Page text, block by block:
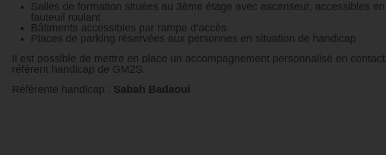
Salles de formation situées au 3ème étage avec ascenseur, accessibles en
fauteuil roulant
Bâtiments accessibles par rampe d’accès
Places de parking réservées aux personnes en situation de handicap
Il est possible de mettre en place un accompagnement personnalisé en
référent handicap de GM2S.
Référente handicap : Sabah Badaoui